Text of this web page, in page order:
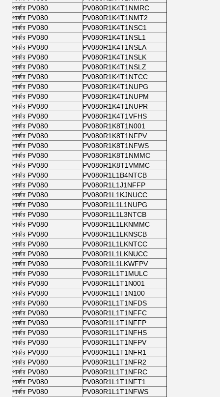
পার্কার PV080
PV080R1K4T1NMRC
পার্কার PV080
PV080R1K4T1NMT2
পার্কার PV080
PV080R1K4T1NSC1
পার্কার PV080
PV080R1K4T1NSL1
পার্কার PV080
PV080R1K4T1NSLA
পার্কার PV080
PV080R1K4T1NSLK
পার্কার PV080
PV080R1K4T1NSLZ
পার্কার PV080
PV080R1K4T1NTCC
পার্কার PV080
PV080R1K4T1NUPG
পার্কার PV080
PV080R1K4T1NUPM
পার্কার PV080
PV080R1K4T1NUPR
পার্কার PV080
PV080R1K4T1VFHS
পার্কার PV080
PV080R1K8T1N001
পার্কার PV080
PV080R1K8T1NFPV
পার্কার PV080
PV080R1K8T1NFWS
পার্কার PV080
PV080R1K8T1NMMC
পার্কার PV080
PV080R1K8T1VMMC
পার্কার PV080
PV080R1L1B4NTCB
পার্কার PV080
PV080R1L1J1NFFP
পার্কার PV080
PV080R1L1KJNUCC
পার্কার PV080
PV080R1L1L1NUPG
পার্কার PV080
PV080R1L1L3NTCB
পার্কার PV080
PV080R1L1LKNMMC
পার্কার PV080
PV080R1L1LKNSCB
পার্কার PV080
PV080R1L1LKNTCC
পার্কার PV080
PV080R1L1LKNUCC
পার্কার PV080
PV080R1L1LKWFPV
পার্কার PV080
PV080R1L1T1MULC
পার্কার PV080
PV080R1L1T1N001
পার্কার PV080
PV080R1L1T1N100
পার্কার PV080
PV080R1L1T1NFDS
পার্কার PV080
PV080R1L1T1NFFC
পার্কার PV080
PV080R1L1T1NFFP
পার্কার PV080
PV080R1L1T1NFHS
পার্কার PV080
PV080R1L1T1NFPV
পার্কার PV080
PV080R1L1T1NFR1
পার্কার PV080
PV080R1L1T1NFR2
পার্কার PV080
PV080R1L1T1NFRC
পার্কার PV080
PV080R1L1T1NFT1
পার্কার PV080
PV080R1L1T1NFWS